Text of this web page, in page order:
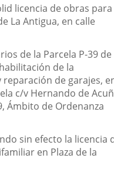
licencia de obras
La Antigua, en calle
de la Parcela P-39 de
de la
de garajes,
c/v Hernando de
Ámbito de Ordenanza
sin efecto la licencia
en Plaza de la